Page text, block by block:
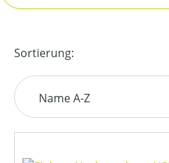
Sortierung: